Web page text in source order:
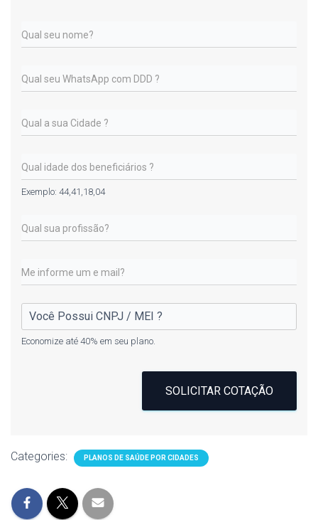
Exemplo: 44,41,18,04
Economize até 40% em seu plano.
SOLICITAR COTAÇÃO
Categories: PLANOS DE SAÚDE POR CIDADES